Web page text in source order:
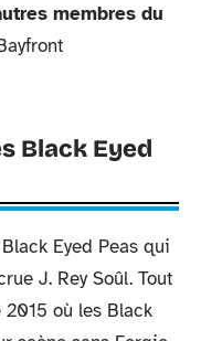
membres du
Black Eyed
Eyed Peas qui
J. Rey Soûl. Tout
2015 où les Black